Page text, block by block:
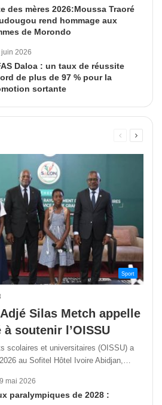
des mères 2026:Moussa Traoré
rend hommage aux
de Morondo
juin 2026
Daloa : un taux de réussite
de plus de 97 % pour la
sortante
PagePage
Sport
Silas Metch appelle
soutenir l’OISSU
scolaires et universitaires (OISSU) a
au Sofitel Hôtel Ivoire Abidjan,…
mai 2026
paralympiques de 2028 :